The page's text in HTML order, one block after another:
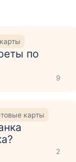
по
9
карты
2